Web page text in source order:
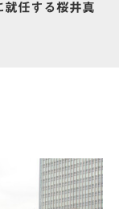
就任する桜井真